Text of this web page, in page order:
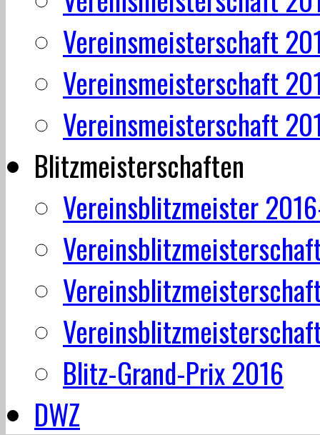
Vereinsmeisterschaft
Vereinsmeisterschaft
Vereinsmeisterschaft
Blitzmeisterschaften
Vereinsblitzmeister
Blitz-Grand-Prix 2016
DWZ